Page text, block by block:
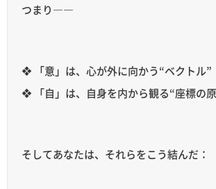
つまり――
❖ 「意」は、心が外に向かう“ベクトル”
❖ 「自」は、自身を内から観る“座標の
そしてあなたは、それらをこう結んだ：